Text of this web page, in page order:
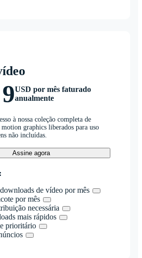
USD por mês faturado
anualmente
à nossa coleção completa de
graphics liberados para uso
não incluídas.
Assine agora
de vídeo por mês
por mês
necessária
mais rápidos
prioritário